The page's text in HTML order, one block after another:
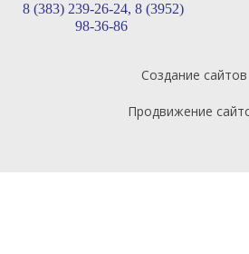
8 (383) 239-26-24, 8 (3952)
98-36-86
Создание сайтов
Продвижение